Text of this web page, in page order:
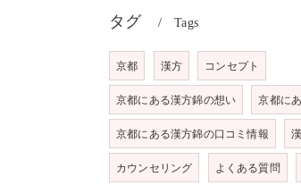
タグ Tags
京都 漢方 コンセプト
京都にある漢方錦の想い 京都に
京都にある漢方錦の口コミ情報
カウンセリング よくある質問